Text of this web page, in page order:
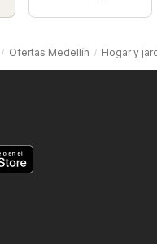
Ofertas Medellín Hogar y